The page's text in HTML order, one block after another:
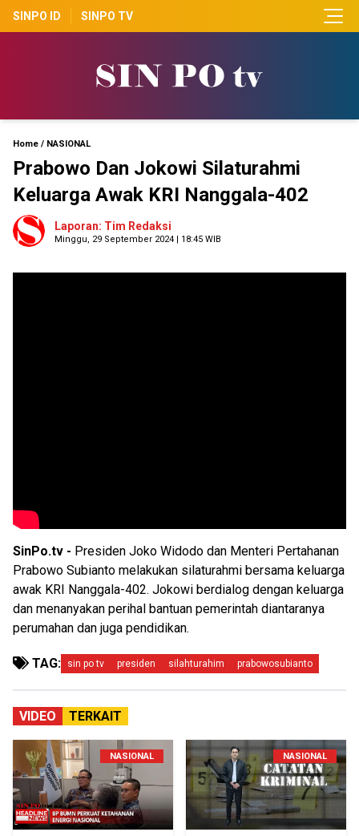
SINPO ID SINPO TV
Home / NASIONAL
Prabowo Dan Jokowi Silaturahmi
Keluarga Awak KRI Nanggala-402
Laporan: Tim Redaksi
Minggu, 29 September 2024 | 18:45 WIB
SinPo.tv - Presiden Joko Widodo dan Menteri Pertahanan
Prabowo Subianto melakukan silaturahmi bersama keluarga
awak KRI Nanggala-402. Jokowi berdialog dengan keluarga
dan menanyakan perihal bantuan pemerintah diantaranya
perumahan dan juga pendidikan.
TAG: sin po tv presiden silahturahim prabowosubianto
VIDEO TERKAIT
NASIONAL NASIONAL